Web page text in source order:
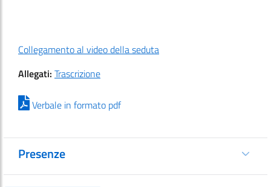
Collegamento al video della seduta
Allegati: Trascrizione
Verbale in formato pdf
Presenze